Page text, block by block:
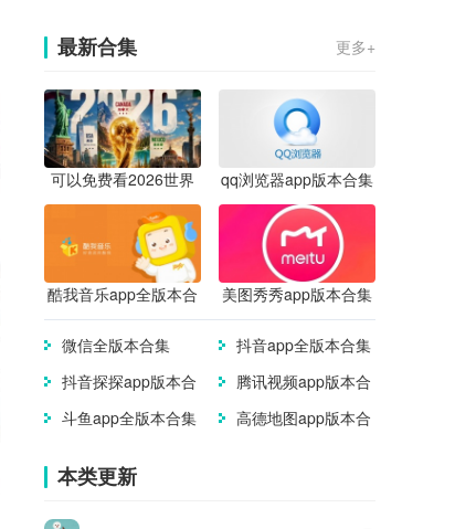
最新合集 更多+
可以免费看2026世界
杯直播的app合集
qq浏览器app版本合集
酷我音乐app全版本合
集
美图秀秀app版本合集
微信全版本合集
抖音app全版本合集
抖音探探app版本合
腾讯视频app版本合
斗鱼app全版本合集
高德地图app版本合
本类更新